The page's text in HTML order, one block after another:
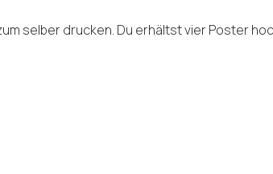
selber drucken. Du erhältst vier Poster